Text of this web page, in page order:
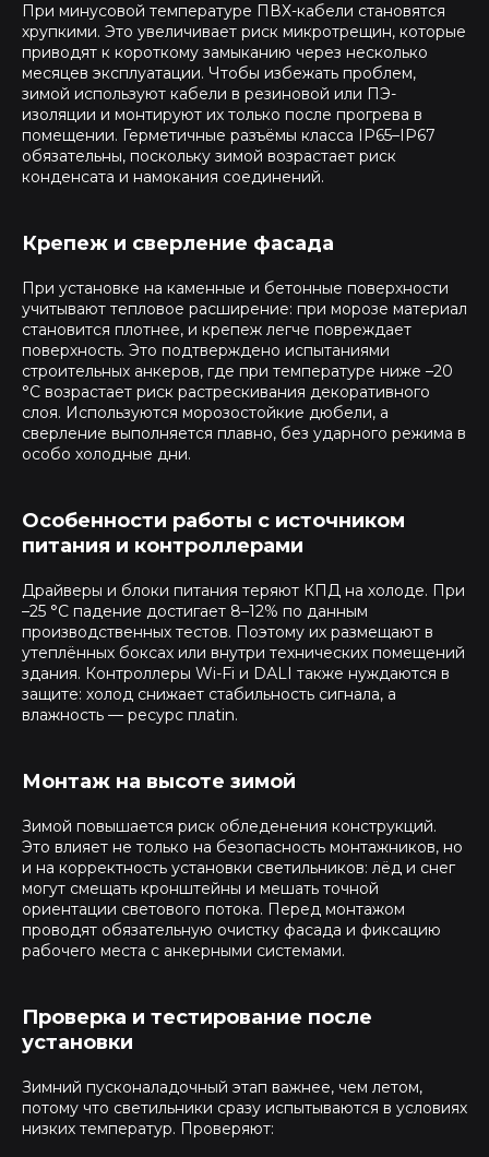
При минусовой температуре ПВХ-кабели становятся
хрупкими. Это увеличивает риск микротрещин, которые
приводят к короткому замыканию через несколько
месяцев эксплуатации. Чтобы избежать проблем,
зимой используют кабели в резиновой или ПЭ-
изоляции и монтируют их только после прогрева в
помещении. Герметичные разъёмы класса IP65–IP67
обязательны, поскольку зимой возрастает риск
конденсата и намокания соединений.
Крепеж и сверление фасада
При установке на каменные и бетонные поверхности
учитывают тепловое расширение: при морозе материал
становится плотнее, и крепеж легче повреждает
поверхность. Это подтверждено испытаниями
строительных анкеров, где при температуре ниже –20
°C возрастает риск растрескивания декоративного
слоя. Используются морозостойкие дюбели, а
сверление выполняется плавно, без ударного режима в
особо холодные дни.
Особенности работы с источником
питания и контроллерами
Драйверы и блоки питания теряют КПД на холоде. При
–25 °C падение достигает 8–12% по данным
производственных тестов. Поэтому их размещают в
утеплённых боксах или внутри технических помещений
здания. Контроллеры Wi-Fi и DALI также нуждаются в
защите: холод снижает стабильность сигнала, а
влажность — ресурс плatin.
Монтаж на высоте зимой
Зимой повышается риск обледенения конструкций.
Это влияет не только на безопасность монтажников, но
и на корректность установки светильников: лёд и снег
могут смещать кронштейны и мешать точной
ориентации светового потока. Перед монтажом
проводят обязательную очистку фасада и фиксацию
рабочего места с анкерными системами.
Проверка и тестирование после
установки
Зимний пусконаладочный этап важнее, чем летом,
потому что светильники сразу испытываются в условиях
низких температур. Проверяют: